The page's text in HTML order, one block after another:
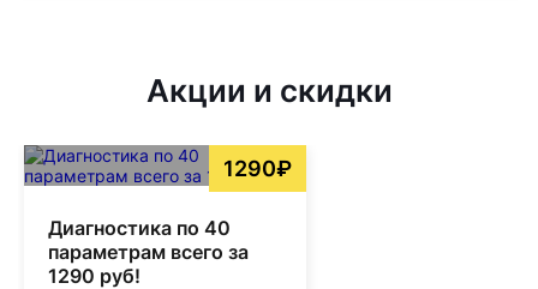
Акции и скидки
1290₽
Диагностика по 40
параметрам всего за
1290 руб!